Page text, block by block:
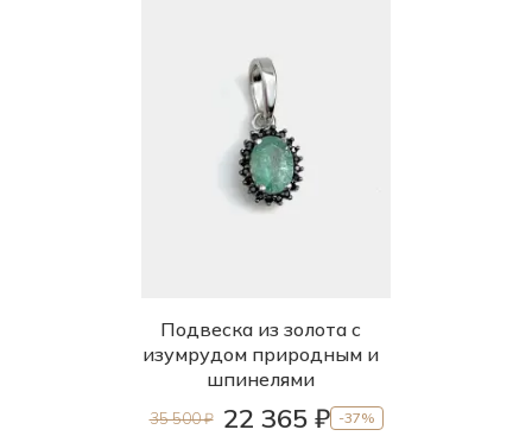
Подвеска из золота с
изумрудом природным и
шпинелями
35 500 ₽ 22 365 ₽ -37%